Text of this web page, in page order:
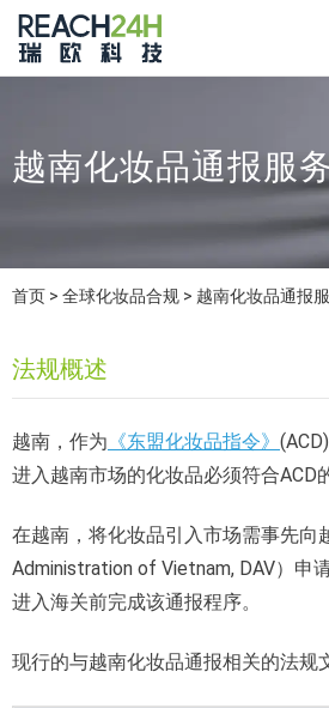
越南化妆品通报服
首页 全球化妆品合规 越南化妆品通报
法规概述
越南，作为 《东盟化妆品指令》
进入越南市场的化妆品必须符合ACD
在越南，将化妆品引入市场需事先向
Administration of Vietnam, DAV）申
进入海关前完成该通报程序。
现行的与越南化妆品通报相关的法规